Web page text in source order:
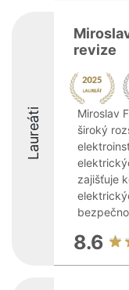
Laureáti
revize
Miroslav
široký
zajišťuje
8.6